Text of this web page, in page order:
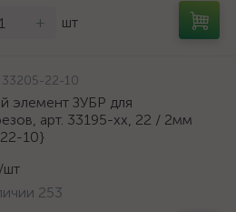
+ шт
33205-22-10
элемент ЗУБР для
арт. 33195-хх, 22 / 2мм
10}
/шт
253